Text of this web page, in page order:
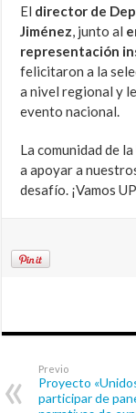
El director de
Jiménez, junto al
representación
felicitaron a la
a nivel regional y
evento nacional.
La comunidad de
a apoyar a
desafío. ¡Vamos
Previo
Proyecto
participar de